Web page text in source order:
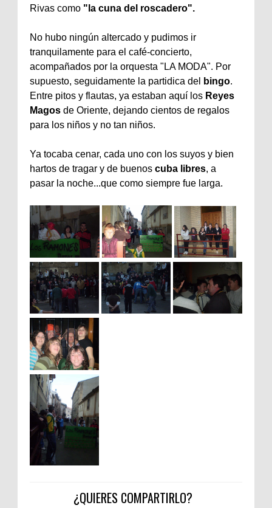
Rivas como "la cuna del roscadero".
No hubo ningún altercado y pudimos ir
tranquilamente para el café-concierto,
acompañados por la orquesta "LA MODA". Por
supuesto, seguidamente la partidica del bingo.
Entre pitos y flautas, ya estaban aquí los Reyes
Magos de Oriente, dejando cientos de regalos
para los niños y no tan niños.
Ya tocaba cenar, cada uno con los suyos y bien
hartos de tragar y de buenos cuba libres, a
pasar la noche...que como siempre fue larga.
¿QUIERES COMPARTIRLO?